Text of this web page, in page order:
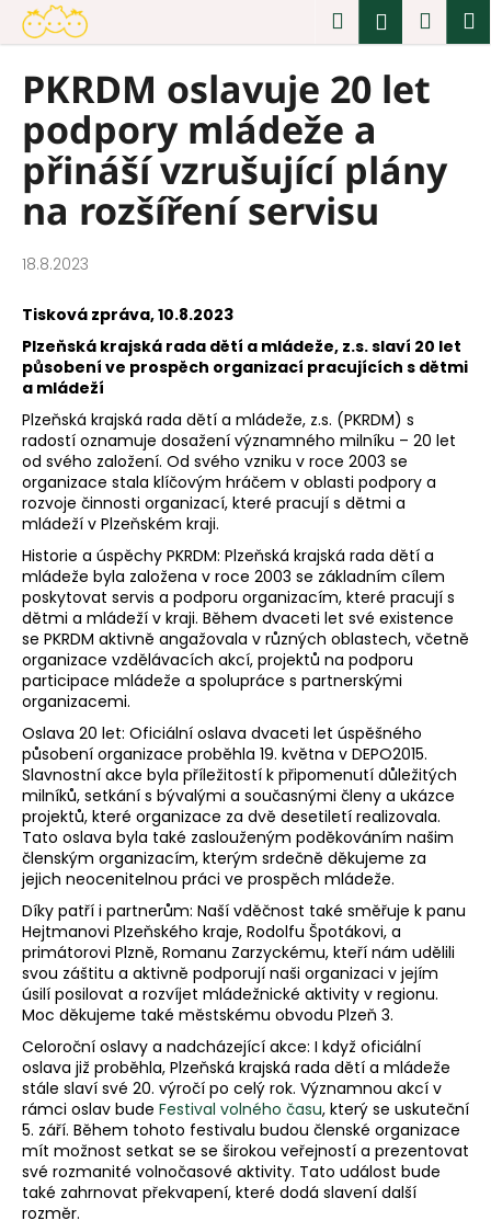
Přejít
obsah
Hledat
PKRDM oslavuje 20 let
podpory mládeže a
přináší vzrušující plány
na rozšíření servisu
18.8.2023
Tisková zpráva, 10.8.2023
Plzeňská krajská rada dětí a mládeže, z.s. slaví 20 let
působení ve prospěch organizací pracujících s dětmi
a mládeží
Plzeňská krajská rada dětí a mládeže, z.s. (PKRDM) s
radostí oznamuje dosažení významného milníku – 20 let
od svého založení. Od svého vzniku v roce 2003 se
organizace stala klíčovým hráčem v oblasti podpory a
rozvoje činnosti organizací, které pracují s dětmi a
mládeží v Plzeňském kraji.
Historie a úspěchy PKRDM: Plzeňská krajská rada dětí a
mládeže byla založena v roce 2003 se základním cílem
poskytovat servis a podporu organizacím, které pracují s
dětmi a mládeží v kraji. Během dvaceti let své existence
se PKRDM aktivně angažovala v různých oblastech, včetně
organizace vzdělávacích akcí, projektů na podporu
participace mládeže a spolupráce s partnerskými
organizacemi.
Oslava 20 let: Oficiální oslava dvaceti let úspěšného
působení organizace proběhla 19. května v DEPO2015.
Slavnostní akce byla příležitostí k připomenutí důležitých
milníků, setkání s bývalými a současnými členy a ukázce
projektů, které organizace za dvě desetiletí realizovala.
Tato oslava byla také zaslouženým poděkováním našim
členským organizacím, kterým srdečně děkujeme za
jejich neocenitelnou práci ve prospěch mládeže.
Díky patří i partnerům: Naší vděčnost také směřuje k panu
Hejtmanovi Plzeňského kraje, Rodolfu Špotákovi, a
primátorovi Plzně, Romanu Zarzyckému, kteří nám udělili
svou záštitu a aktivně podporují naši organizaci v jejím
úsilí posilovat a rozvíjet mládežnické aktivity v regionu.
Moc děkujeme také městskému obvodu Plzeň 3.
Celoroční oslavy a nadcházející akce: I když oficiální
oslava již proběhla, Plzeňská krajská rada dětí a mládeže
stále slaví své 20. výročí po celý rok. Významnou akcí v
rámci oslav bude Festival volného času, který se uskuteční
5. září. Během tohoto festivalu budou členské organizace
mít možnost setkat se se širokou veřejností a prezentovat
své rozmanité volnočasové aktivity. Tato událost bude
také zahrnovat překvapení, které dodá slavení další
rozměr.
o
C
o
p
o
t
e
u
j
e
t
e
n
a
j
í
t
?
D
o
p
o
r
u
č
u
j
e
m
e